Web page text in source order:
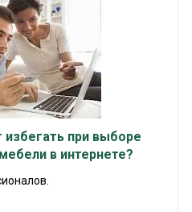
избегать при выборе
в интернете?